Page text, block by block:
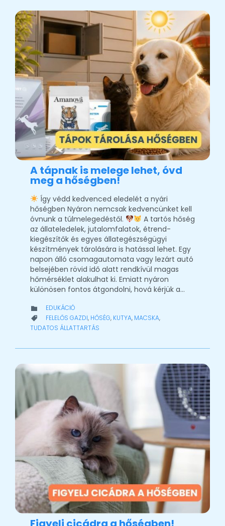
A tápnak is melege lehet, óvd
meg a hőségben!
Így védd kedvenced eledelét a nyári
hőségben Nyáron nemcsak kedvencünket kell
óvnunk a túlmelegedéstől.
A tartós hőség
az állateledelek, jutalomfalatok, étrend-
kiegészítők és egyes állategészségügyi
készítmények tárolására is hatással lehet. Egy
napon álló csomagautomata vagy lezárt autó
belsejében rövid idő alatt rendkívül magas
hőmérséklet alakulhat ki. Emiatt nyáron
különösen fontos átgondolni, hová kérjük a…
 CATEGORY
EDUKÁCIÓ
 CATEGORY
FELELŐS GAZDI, HŐSÉG, KUTYA, MACSKA,
TUDATOS ÁLLATTARTÁS